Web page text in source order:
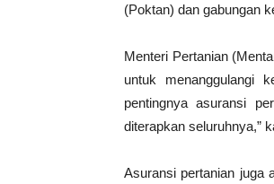
(Poktan) dan gabungan
Menteri Pertanian
untuk menanggulangi
pentingnya asuransi
diterapkan seluruhnya,”
Asuransi pertanian juga